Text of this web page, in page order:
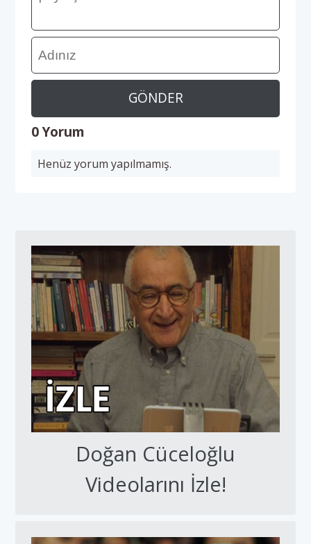
GÖNDER
0 Yorum
Henüz yorum yapılmamış.
Doğan Cüceloğlu
Videolarını İzle!